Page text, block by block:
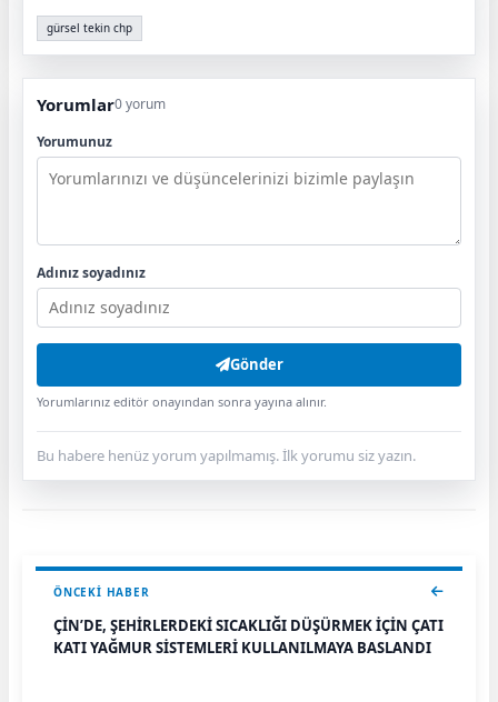
gürsel tekin chp
Yorumlar0 yorum
Yorumunuz
Adınız soyadınız
Gönder
Yorumlarınız editör onayından sonra yayına alınır.
Bu habere henüz yorum yapılmamış. İlk yorumu siz yazın.
ÖNCEKI HABER
ÇİN’DE, ŞEHİRLERDEKİ SICAKLIĞI DÜŞÜRMEK İÇİN ÇATI
KATI YAĞMUR SİSTEMLERİ KULLANILMAYA BAŞLANDI